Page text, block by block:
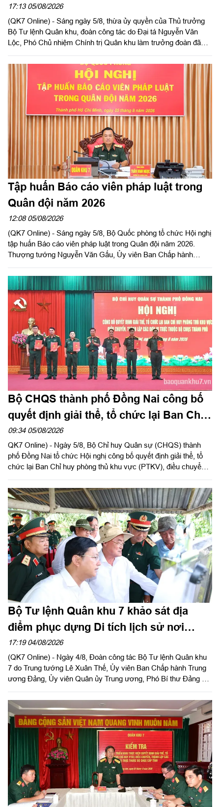
Thành phố Hồ Chí Minh
17:13 05/08/2026
(QK7 Online) - Sáng ngày 5/8, thừa ủy quyền của Thủ trưởng
Bộ Tư lệnh Quân khu, đoàn công tác do Đại tá Nguyễn Văn
Lộc, Phó Chủ nhiệm Chính trị Quân khu làm trưởng đoàn đã
năm 2026 tại Trung đoàn Minh Đạm và Ban Chỉ huy Quân sự
(CHQS) phường Tam Long (Bộ Tư lệnh TP Hồ Chí Minh).
Tập huấn Báo cáo viên pháp luật trong
Quân đội năm 2026
12:08 05/08/2026
(QK7 Online) - Sáng ngày 5/8, Bộ Quốc phòng tổ chức Hội nghị
tập huấn Báo cáo viên pháp luật trong Quân đội năm 2026.
Thượng tướng Nguyễn Văn Gấu, Ủy viên Ban Chấp hành
Bộ Quốc phòng, Chủ tịch Hội đồng Phổ biến, giáo dục pháp luật
Bộ Quốc phòng chủ trì hội nghị. Hội nghị được tổ chức bằng
hình thức trực tiếp kết hợp với trực tuyến tại 122 điểm cầu
trong toàn quân.
Bộ CHQS thành phố Đồng Nai công bố
quyết định giải thể, tổ chức lại Ban Chỉ
huy phòng thủ khu vực
09:34 05/08/2026
QK7 Online) - Ngày 5/8, Bộ Chỉ huy Quân sự (CHQS) thành
phố Đồng Nai tổ chức Hội nghị công bố quyết định giải thể, tổ
chức lại Ban Chỉ huy phòng thủ khu vực (PTKV), điều chuyển,
tướng Đặng Văn Lẫm, Ủy viên Thường vụ Đảng ủy, Phó Tư
lệnh Quân khu dự và chỉ đạo Hội nghị. Dự Hội nghị có đồng chí
Võ Tấn Đức, Phó Bí thư Thành ủy thành phố Đồng Nai; thủ
trưởng các cơ quan Quân khu; lãnh đạo Bộ CHQS thành phố
Đồng Nai.
Bộ Tư lệnh Quân khu 7 khảo sát địa
điểm phục dựng Di tích lịch sử nơi
thành lập Quân khu
17:19 04/08/2026
(QK7 Online) - Ngày 4/8, Đoàn công tác Bộ Tư lệnh Quân khu
7 do Trung tướng Lê Xuân Thế, Ủy viên Ban Chấp hành Trung
ương Đảng, Ủy viên Quân ủy Trung ương, Phó Bí thư Đảng ủy,
ủy, Chính ủy Quân khu làm trưởng đoàn phối hợp với UBND
tỉnh Tây Ninh khảo sát thực địa khu đất phục dựng Di tích lịch
sử nơi thành lập LLVT Quân khu 7 tại xã Đức Huệ, tỉnh Tây
Ninh. Đồng chí Lê Văn Hẳn, Phó Bí thư Tỉnh uỷ, Chủ tịch
UBND tỉnh Tây Ninh tiếp và làm việc với đoàn.